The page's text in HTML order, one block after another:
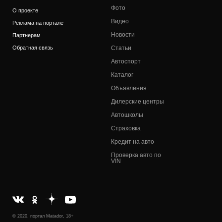
О проекте
Реклама на портале
Партнерам
Обратная связь
Фото
Видео
Новости
Статьи
Автоспорт
Каталог
Объявления
Дилерские центры
Автошколы
Страховка
Кредит на авто
Проверка авто по
VIN
© 2020, портал Matador, 18+